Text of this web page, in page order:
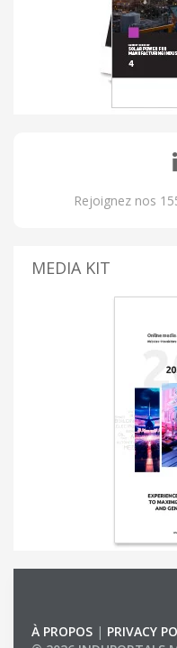
Rejoignez nos
MEDIA KIT
À PROPOS | PRIVACY